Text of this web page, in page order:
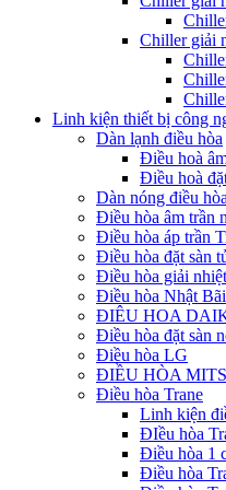
Chiller giải
Linh kiện thiết bị công
Dàn lạnh điều hòa
Điều hoà
Điều hoà
Dàn nóng điều hòa
Điều hòa âm trần
Điều hòa áp trần
Điều hòa đặt sàn
Điều hòa giải
Điều hòa Nhật Bãi
ĐIÊU HOA
Điều hòa đặt sàn
Điều hòa LG
ĐIỀU HÒA
Điều hòa Trane
Linh kiện
ĐIều hòa
Điều hòa 1
Điều hòa